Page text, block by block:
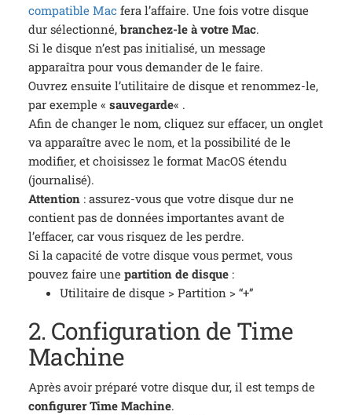
compatible Mac fera l’affaire. Une fois votre disque
dur sélectionné,branchez-le à votre Mac.
Si le disque n’est pas initialisé, un message
apparaîtra pour vous demander de le faire.
Ouvrez ensuite l’utilitaire de disque et renommez-le,
par exemple « sauvegarde« .
Afin de changer le nom, cliquez sur effacer, un onglet
va apparaître avec le nom, et la possibilité de le
modifier, et choisissez le format MacOS étendu
(journalisé).
Attention : assurez-vous que votre disque dur ne
contient pas de données importantes avant de
l’effacer, car vous risquez de les perdre.
Si la capacité de votre disque vous permet, vous
pouvez faire une partition de disque:
Utilitaire de disque > Partition > “+”
2. Configuration de Time
Machine
Après avoir préparé votre disque dur, il est temps de
configurer Time Machine.